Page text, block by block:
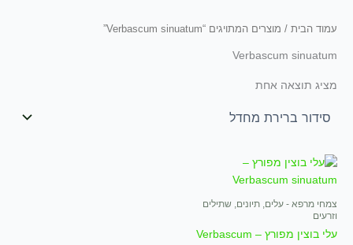
עמוד הבית / מוצרים המתויגים “Verbascum sinuatum”
Verbascum sinuatum
מציג תוצאה אחת
צמחי מרפא - עלים, תיונים, שתילים
וזרעים
עלי בוצין מפורץ – Verbascum
המחיר
היה:
המחיר
הוא: